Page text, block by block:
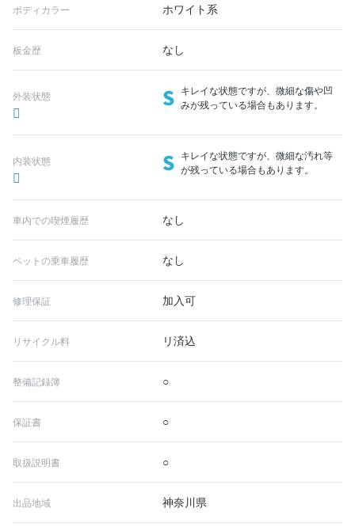
ボディカラー ホワイト系
板金歴 なし
外装状態 S キレイな状態ですが、微細な傷や凹
みが残っている場合もあります。
内装状態 S キレイな状態ですが、微細な汚れ等
が残っている場合もあります。
車内での喫煙履歴 なし
ペットの乗車履歴 なし
修理保証 加入可
リサイクル料 リ済込
整備記録簿 ○
保証書 ○
取扱説明書 ○
出品地域 神奈川県